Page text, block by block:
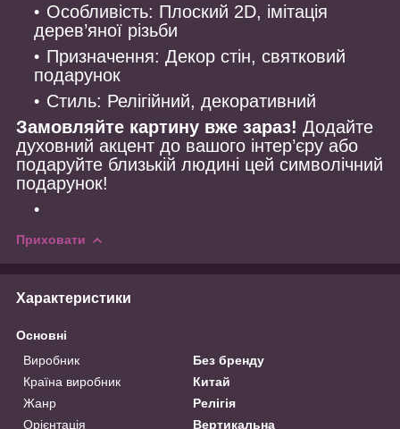
Особливість: Плоский 2D, імітація
дерев’яної різьби
Призначення: Декор стін, святковий
подарунок
Стиль: Релігійний, декоративний
Замовляйте картину вже зараз! Додайте
духовний акцент до вашого інтер’єру або
подаруйте близькій людині цей символічний
подарунок!
Приховати
Характеристики
Основні
Виробник
Без бренду
Країна виробник
Китай
Жанр
Релігія
Орієнтація
Вертикальна